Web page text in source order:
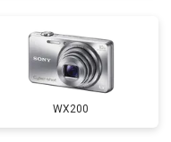
WX200